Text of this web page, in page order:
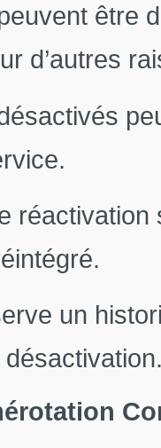
être
d’autres
réactivation
un